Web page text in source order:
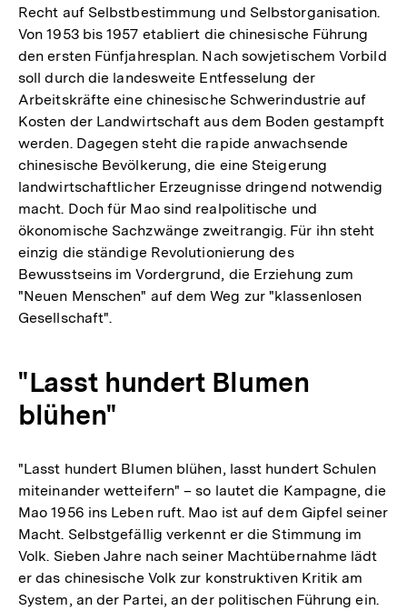
Recht auf Selbstbestimmung und Selbstorganisation.
Von 1953 bis 1957 etabliert die chinesische Führung
den ersten Fünfjahresplan. Nach sowjetischem Vorbild
soll durch die landesweite Entfesselung der
Arbeitskräfte eine chinesische Schwerindustrie auf
Kosten der Landwirtschaft aus dem Boden gestampft
werden. Dagegen steht die rapide anwachsende
chinesische Bevölkerung, die eine Steigerung
landwirtschaftlicher Erzeugnisse dringend notwendig
macht. Doch für Mao sind realpolitische und
ökonomische Sachzwänge zweitrangig. Für ihn steht
einzig die ständige Revolutionierung des
Bewusstseins im Vordergrund, die Erziehung zum
"Neuen Menschen" auf dem Weg zur "klassenlosen
Gesellschaft".
"Lasst hundert Blumen
blühen"
"Lasst hundert Blumen blühen, lasst hundert Schulen
miteinander wetteifern" – so lautet die Kampagne, die
Mao 1956 ins Leben ruft. Mao ist auf dem Gipfel seiner
Macht. Selbstgefällig verkennt er die Stimmung im
Volk. Sieben Jahre nach seiner Machtübernahme lädt
er das chinesische Volk zur konstruktiven Kritik am
System, an der Partei, an der politischen Führung ein.